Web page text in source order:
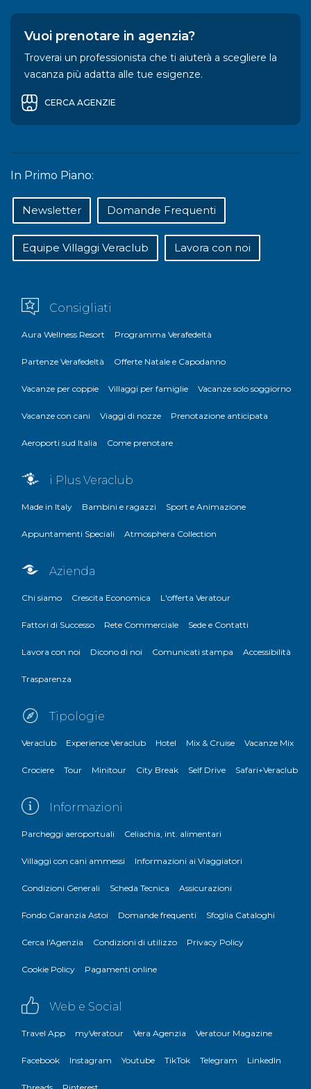
Vuoi prenotare in agenzia?
Troverai un professionista che ti aiuterà a scegliere la
vacanza più adatta alle tue esigenze.
CERCA AGENZIE
In Primo Piano:
Newsletter Domande Frequenti
Equipe Villaggi Veraclub Lavora con noi
Consigliati
Aura Wellness Resort Programma Verafedeltà
Partenze Verafedeltà Offerte Natale e Capodanno
Vacanze per coppie Villaggi per famiglie Vacanze solo soggiorno
Vacanze con cani Viaggi di nozze Prenotazione anticipata
Aeroporti sud Italia Come prenotare
i Plus Veraclub
Made in Italy Bambini e ragazzi Sport e Animazione
Appuntamenti Speciali Atmosphera Collection
Azienda
Chi siamo Crescita Economica L'offerta Veratour
Fattori di Successo Rete Commerciale Sede e Contatti
Lavora con noi Dicono di noi Comunicati stampa Accessibilità
Trasparenza
Tipologie
Veraclub Experience Veraclub Hotel Mix & Cruise Vacanze Mix
Crociere Tour Minitour City Break Self Drive Safari+Veraclub
Informazioni
Parcheggi aeroportuali Celiachia, int. alimentari
Villaggi con cani ammessi Informazioni ai Viaggiatori
Condizioni Generali Scheda Tecnica Assicurazioni
Fondo Garanzia Astoi Domande frequenti Sfoglia Cataloghi
Cerca l'Agenzia Condizioni di utilizzo Privacy Policy
Cookie Policy Pagamenti online
Web e Social
Travel App myVeratour Vera Agenzia Veratour Magazine
Facebook Instagram Youtube TikTok Telegram LinkedIn